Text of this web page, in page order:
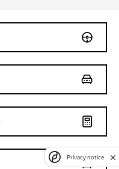
Privacy notice